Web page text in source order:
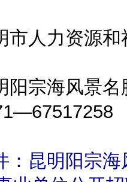
人力资源和
海风景名
：昆明阳宗